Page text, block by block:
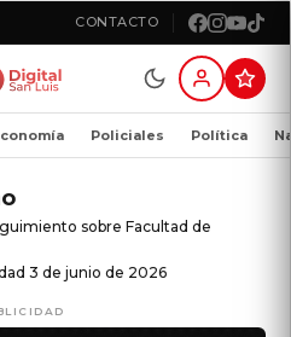
CONTACTO
Policiales Política
sobre Facultad de
3 de junio de 2026